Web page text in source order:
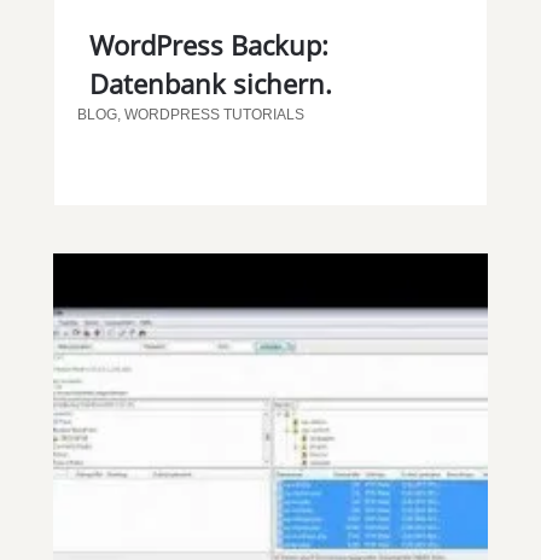
WordPress Backup:
Datenbank sichern.
BLOG, WORDPRESS TUTORIALS